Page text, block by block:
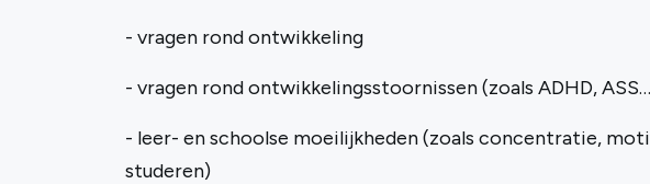
- vragen rond ontwikkeling
- vragen rond ontwikkelingsstoornissen (zoals ADHD,
- leer- en schoolse moeilijkheden (zoals concentratie,
studeren)